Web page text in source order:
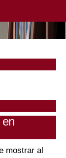
en
mostrar al